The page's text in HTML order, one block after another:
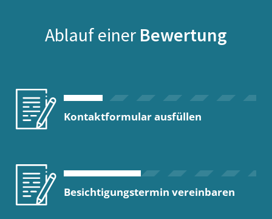
Ablauf einer Bewertung
Kontaktformular ausfüllen
Besichtigungstermin vereinbaren